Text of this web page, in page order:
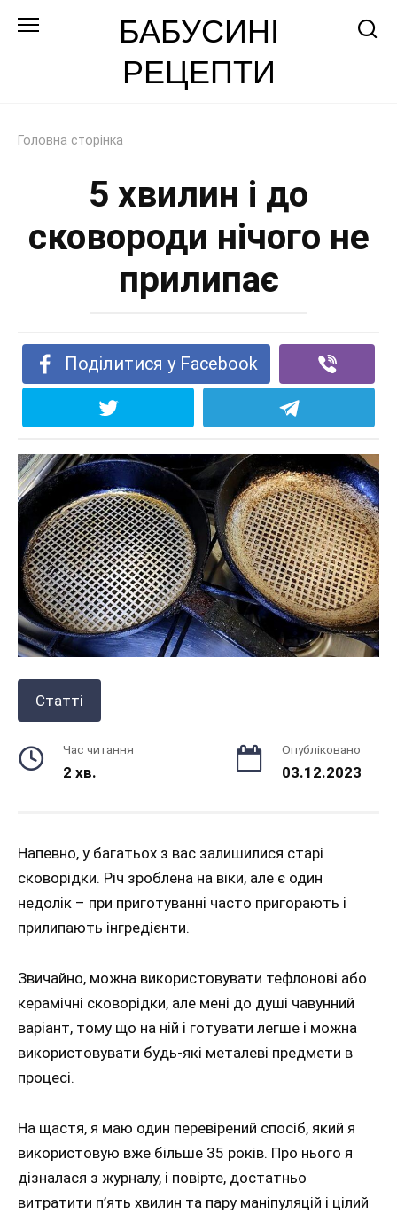
БАБУСИНІ
РЕЦЕПТИ
Головна сторінка
5 хвилин і до
сковороди нічого не
прилипає
Поділитися у Facebook
Статті
Час читання
2 хв.
Опубліковано
03.12.2023
Напевно, у багатьох з вас залишилися старі
сковорідки. Річ зроблена на віки, але є один
недолік – при приготуванні часто пригорають і
прилипають інгредієнти.
Звичайно, можна використовувати тефлонові або
керамічні сковорідки, але мені до душі чавунний
варіант, тому що на ній і готувати легше і можна
використовувати будь-які металеві предмети в
процесі.
На щастя, я маю один перевірений спосіб, який я
використовую вже більше 35 років. Про нього я
дізналася з журналу, і повірте, достатньо
витратити п’ять хвилин та пару маніпуляцій і цілий